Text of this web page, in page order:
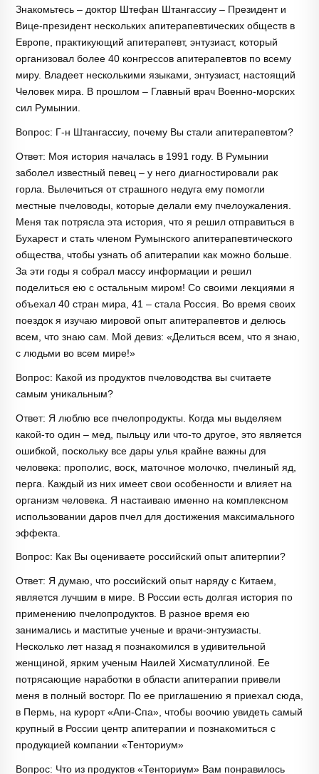
Знакомьтесь – доктор Штефан Штангассиу – Президент и
Вице-президент нескольких апитерапевтических обществ в
Европе, практикующий апитерапевт, энтузиаст, который
организовал более 40 конгрессов апитерапевтов по всему
миру. Владеет несколькими языками, энтузиаст, настоящий
Человек мира. В прошлом – Главный врач Военно-морских
сил Румынии.
Вопрос: Г-н Штангассиу, почему Вы стали апитерапевтом?
Ответ: Моя история началась в 1991 году. В Румынии
заболел известный певец – у него диагностировали рак
горла. Вылечиться от страшного недуга ему помогли
местные пчеловоды, которые делали ему пчелоужаления.
Меня так потрясла эта история, что я решил отправиться в
Бухарест и стать членом Румынского апитерапевтического
общества, чтобы узнать об апитерапии как можно больше.
За эти годы я собрал массу информации и решил
поделиться ею с остальным миром! Со своими лекциями я
объехал 40 стран мира, 41 – стала Россия. Во время своих
поездок я изучаю мировой опыт апитерапевтов и делюсь
всем, что знаю сам. Мой девиз: «Делиться всем, что я знаю,
с людьми во всем мире!»
Вопрос: Какой из продуктов пчеловодства вы считаете
самым уникальным?
Ответ: Я люблю все пчелопродукты. Когда мы выделяем
какой-то один – мед, пыльцу или что-то другое, это является
ошибкой, поскольку все дары улья крайне важны для
человека: прополис, воск, маточное молочко, пчелиный яд,
перга. Каждый из них имеет свои особенности и влияет на
организм человека. Я настаиваю именно на комплексном
использовании даров пчел для достижения максимального
эффекта.
Вопрос: Как Вы оцениваете российский опыт апитерпии?
Ответ: Я думаю, что российский опыт наряду с Китаем,
является лучшим в мире. В России есть долгая история по
применению пчелопродуктов. В разное время ею
занимались и маститые ученые и врачи-энтузиасты.
Несколько лет назад я познакомился в удивительной
женщиной, ярким ученым Наилей Хисматуллиной. Ее
потрясающие наработки в области апитерапии привели
меня в полный восторг. По ее приглашению я приехал сюда,
в Пермь, на курорт «Апи-Спа», чтобы воочию увидеть самый
крупный в России центр апитерапии и познакомиться с
продукцией компании «Тенториум»
Вопрос: Что из продуктов «Тенториум» Вам понравилось